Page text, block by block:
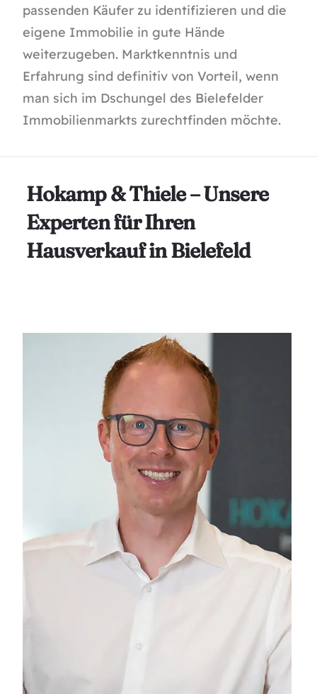
passenden Käufer zu identifizieren und die
eigene Immobilie in gute Hände
weiterzugeben. Marktkenntnis und
Erfahrung sind definitiv von Vorteil, wenn
man sich im Dschungel des Bielefelder
Immobilienmarkts zurechtfinden möchte.
Hokamp & Thiele – Unsere
Experten für Ihren
Hausverkauf in Bielefeld